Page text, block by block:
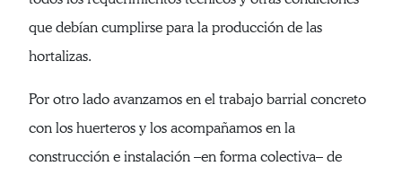
que debían cumplirse para la producción de las
hortalizas.
Por otro lado avanzamos en el trabajo barrial concreto
con los huerteros y los acompañamos en la
construcción e instalación –en forma colectiva– de